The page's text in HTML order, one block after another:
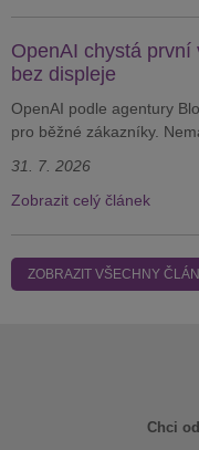
OpenAI chystá
bez displeje
OpenAI podle agentury
pro běžné zákazníky.
31. 7. 2026
Zobrazit celý článek
ZOBRAZIT VŠECHNY
Chci